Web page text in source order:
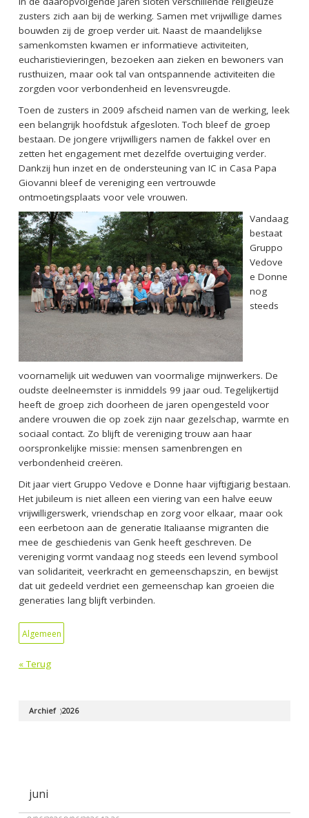
zusters zich aan bij de werking. Samen met vrijwillige dames
bouwden zij de groep verder uit. Naast de maandelijkse
samenkomsten kwamen er informatieve activiteiten,
eucharistievieringen, bezoeken aan zieken en bewoners van
rusthuizen, maar ook tal van ontspannende activiteiten die
zorgden voor verbondenheid en levensvreugde.
Toen de zusters in 2009 afscheid namen van de werking, leek
een belangrijk hoofdstuk afgesloten. Toch bleef de groep
bestaan. De jongere vrijwilligers namen de fakkel over en
zetten het engagement met dezelfde overtuiging verder.
Dankzij hun inzet en de ondersteuning van IC in Casa Papa
Giovanni bleef de vereniging een vertrouwde
ontmoetingsplaats voor vele vrouwen.
Vandaag
bestaat
Gruppo
Vedove
e Donne
nog
steeds
voornamelijk uit weduwen van voormalige mijnwerkers. De
oudste deelneemster is inmiddels 99 jaar oud. Tegelijkertijd
heeft de groep zich doorheen de jaren opengesteld voor
andere vrouwen die op zoek zijn naar gezelschap, warmte en
sociaal contact. Zo blijft de vereniging trouw aan haar
oorspronkelijke missie: mensen samenbrengen en
verbondenheid creëren.
Dit jaar viert Gruppo Vedove e Donne haar vijftigjarig bestaan.
Het jubileum is niet alleen een viering van een halve eeuw
vrijwilligerswerk, vriendschap en zorg voor elkaar, maar ook
een eerbetoon aan de generatie Italiaanse migranten die
mee de geschiedenis van Genk heeft geschreven. De
vereniging vormt vandaag nog steeds een levend symbool
van solidariteit, veerkracht en gemeenschapszin, en bewijst
dat uit gedeeld verdriet een gemeenschap kan groeien die
generaties lang blijft verbinden.
Algemeen
« Terug
Archief 2026
juni